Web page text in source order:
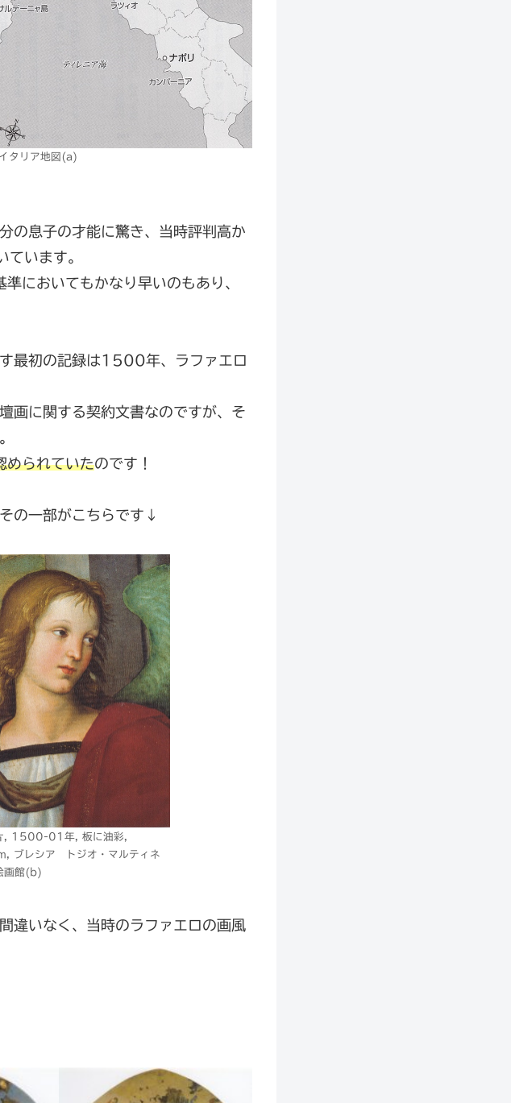
イタリア地図(a)
の息子の才能に驚き、当時評判高か
います。
においてもかなり早いのもあり、
最初の記録は1500年、ラファエロ
画に関する契約文書なのですが、そ
められていたのです！
の一部がこちらです↓
, 1500-01年, 板に油彩,
ブレシア トジオ・マルティネ
画館(b)
違いなく、当時のラファエロの画風